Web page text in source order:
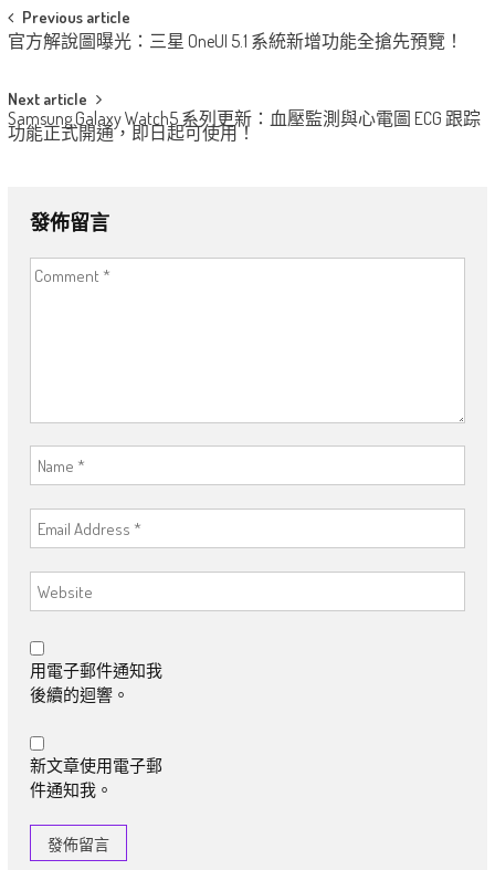
Post
navigation
Previous article
官方解說圖曝光：三星 OneUI 5.1 系統新增功能全搶先預覽！
Next article
Samsung Galaxy Watch5 系列更新：血壓監測與心電圖 ECG 跟踪
功能正式開通，即日起可使用！
發佈留言
用電子郵件通知我
後續的迴響。
新文章使用電子郵
件通知我。